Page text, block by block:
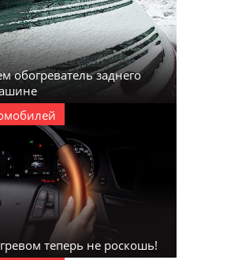
обогреватель заднего
теперь не роскошь!